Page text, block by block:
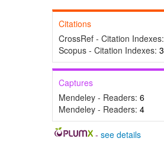
Citations
CrossRef - Citation Indexes:
Scopus - Citation Indexes: 3
Captures
Mendeley - Readers: 6
Mendeley - Readers: 4
-see details